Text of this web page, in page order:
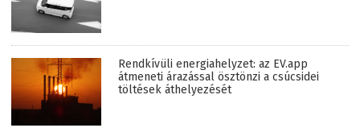
Rendkívüli energiahelyzet: az EV.app
átmeneti árazással ösztönzi a csúcsidei
töltések áthelyezését